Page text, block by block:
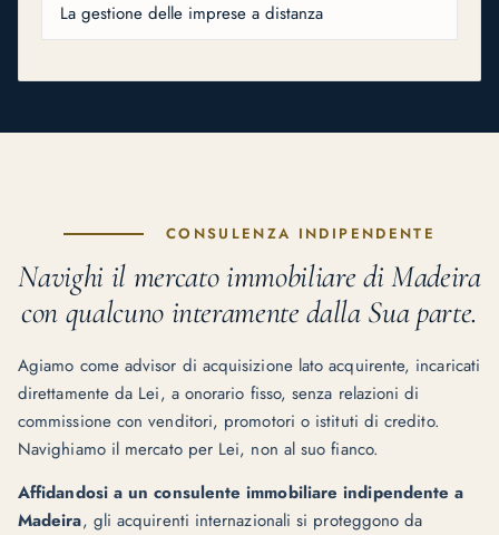
La gestione delle imprese a distanza
CONSULENZA INDIPENDENTE
Navighi il mercato immobiliare di Madeira
con qualcuno interamente dalla Sua parte.
Agiamo come advisor di acquisizione lato acquirente, incaricati
direttamente da Lei, a onorario fisso, senza relazioni di
commissione con venditori, promotori o istituti di credito.
Navighiamo il mercato per Lei, non al suo fianco.
Affidandosi a un consulente immobiliare indipendente a
Madeira, gli acquirenti internazionali si proteggono da